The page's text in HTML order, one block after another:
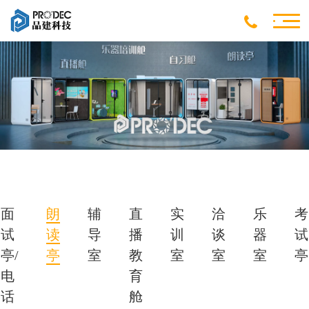
面
试
亭/
电
话
朗
读
亭
辅
导
室
直
播
教
育
舱
实
训
室
洽
谈
室
乐
器
室
考
试
亭